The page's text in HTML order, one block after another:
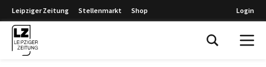
Leipziger Zeitung Stellenmarkt Shop Login